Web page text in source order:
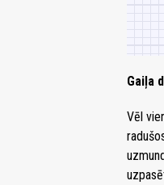
Gaiļa
Vēl